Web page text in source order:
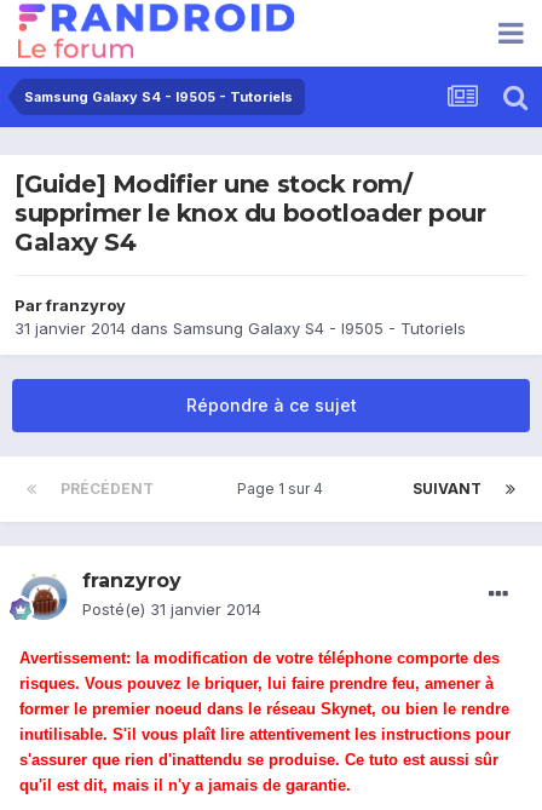
Samsung Galaxy S4 - I9505 - Tutoriels
[Guide] Modifier une stock rom/
supprimer le knox du bootloader pour
Galaxy S4
Parfranzyroy
31 janvier 2014 dans Samsung Galaxy S4 - I9505 - Tutoriels
Répondre à ce sujet
PRÉCÉDENT SUIVANT
Page 1 sur 4
franzyroy
Posté(e) 31 janvier 2014
Avertissement: la modification de votre téléphone comporte des
risques. Vous pouvez le briquer, lui faire prendre feu, amener à
former le premier noeud dans le réseau Skynet, ou bien le rendre
inutilisable. S'il vous plaît lire attentivement les instructions pour
s'assurer que rien d'inattendu se produise. Ce tuto est aussi sûr
qu'il est dit, mais il n'y a jamais de garantie.